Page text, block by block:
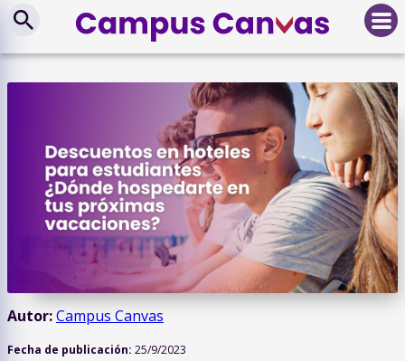
Autor:Campus Canvas
Fecha de publicación: 25/9/2023